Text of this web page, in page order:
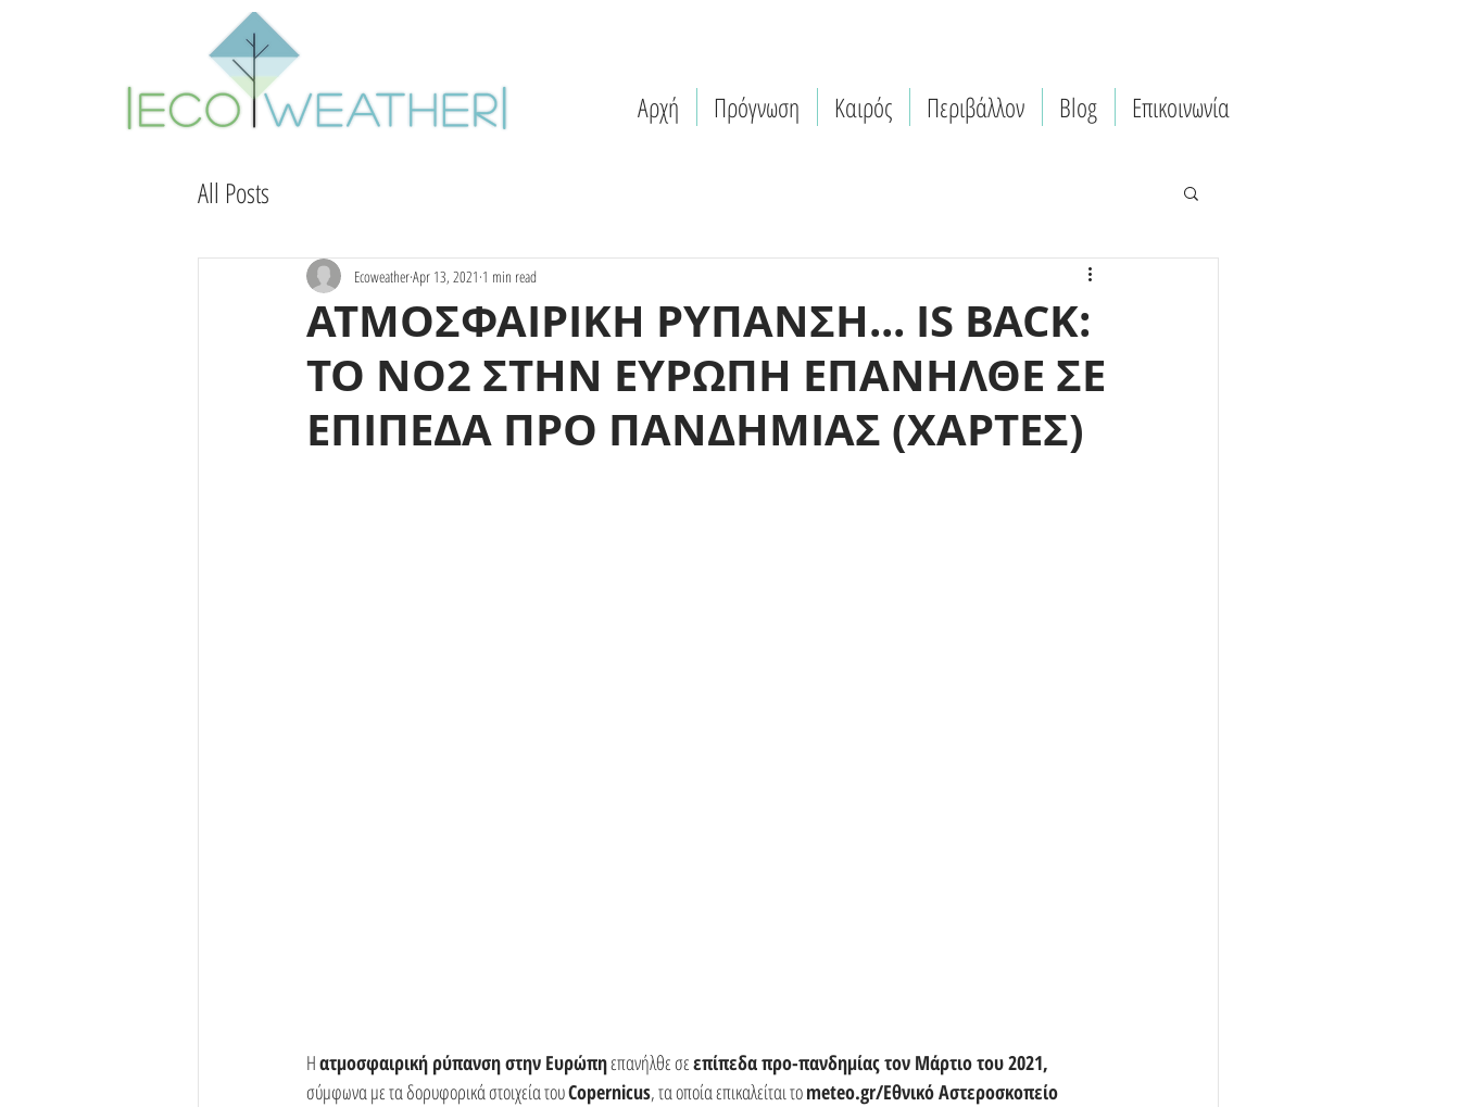
Αρχή Πρόγνωση Καιρός Περιβάλλον Blog Επικοινωνία
All Posts
ΑΤΜΟΣΦΑΙΡΙΚΗ ΡΥΠΑΝΣΗ... IS BACK:
ΤΟ NO2 ΣΤΗΝ ΕΥΡΩΠΗ ΕΠΑΝΗΛΘΕ ΣΕ
ΕΠΙΠΕΔΑ ΠΡΟ ΠΑΝΔΗΜΙΑΣ (ΧΑΡΤΕΣ)
EcoweatherApr 13, 2021 1 min read
Η ατμοσφαιρική ρύπανση στην Ευρώπη επανήλθε σε επίπεδα προ-πανδημίας τον Μάρτιο του 2021,
σύμφωνα με τα δορυφορικά στοιχεία του Copernicus, τα οποία επικαλείται το meteo.gr/Εθνικό Αστεροσκοπείο